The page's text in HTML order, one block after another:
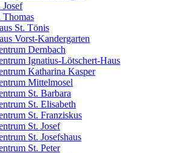
Josef
Thomas
St. Tönis
Vorst-Kandergarten
Dernbach
Ignatius-Lötschert-Haus
Katharina Kasper
Mittelmosel
St. Barbara
St. Elisabeth
St. Franziskus
St. Josef
St. Josefshaus
St. Peter